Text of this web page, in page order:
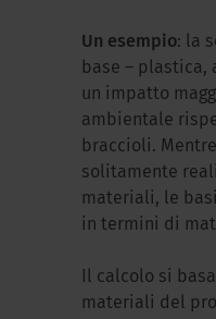
Un esempio: la
base – plastica,
un impatto
ambientale
braccioli.
solitamente
materiali, le
in termini di
Il calcolo si
materiali del